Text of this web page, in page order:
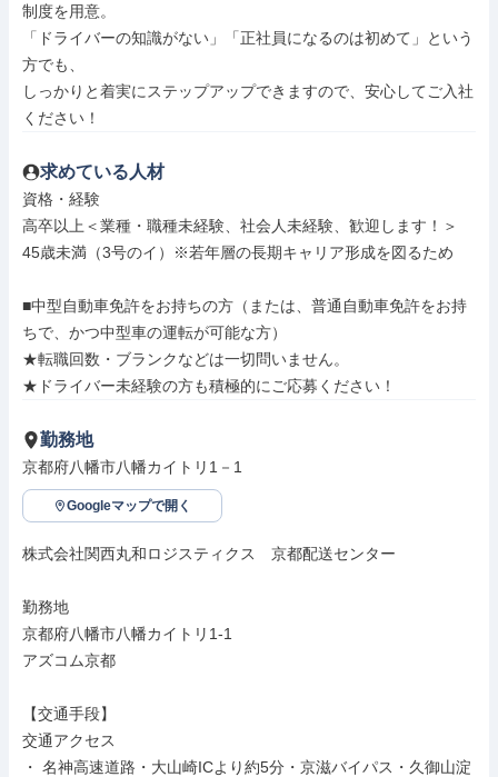
制度を用意。
「ドライバーの知識がない」「正社員になるのは初めて」という
方でも、
しっかりと着実にステップアップできますので、安心してご入社
ください！
求めている人材
資格・経験
高卒以上＜業種・職種未経験、社会人未経験、歓迎します！＞
45歳未満（3号のイ）※若年層の長期キャリア形成を図るため
■中型自動車免許をお持ちの方（または、普通自動車免許をお持
ちで、かつ中型車の運転が可能な方）
★転職回数・ブランクなどは一切問いません。
★ドライバー未経験の方も積極的にご応募ください！
勤務地
京都府八幡市八幡カイトリ1－1
Googleマップで開く
株式会社関西丸和ロジスティクス　京都配送センター
勤務地
京都府八幡市八幡カイトリ1-1
アズコム京都
【交通手段】
交通アクセス
・ 名神高速道路・大山崎ICより約5分・京滋バイパス・久御山淀